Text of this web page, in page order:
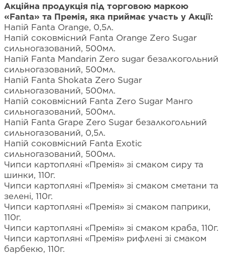
Акційна продукція під торговою маркою
«Fanta» та Премія, яка приймає участь у Акції:
Напій Fanta Orange, 0,5л.
Напій соковмісний Fanta Orange Zero Sugar
сильногазований, 500мл.
Напій Fanta Mandarin Zero sugar безалкогольний
сильногазований, 500мл.
Напій Fanta Shokata Zero Sugar
сильногазований, 500мл.
Напій соковмісний Fanta Zero Sugar Манго
сильногазований, 500мл.
Напій Fanta Grape Zero Sugar безалкогольний
сильногазований, 0,5л.
Напій соковмісний Fanta Exotic
сильногазований, 500мл.
Чипси картопляні «Премія» зі смаком сиру та
шинки, 110г.
Чипси картопляні «Премія» зі смаком сметани та
зелені, 110г.
Чипси картопляні «Премія» зі смаком паприки,
110г.
Чипси картопляні «Премія» зі смаком краба, 110г.
Чипси картопляні «Премія» рифлені зі смаком
барбекю, 110г.